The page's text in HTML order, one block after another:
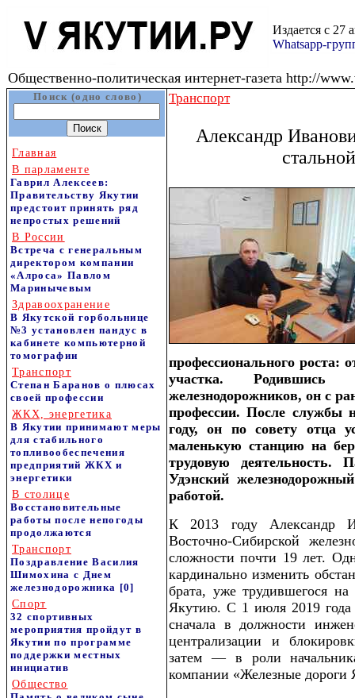
Издается с 27
Whatsapp-
Общественно-политическая интернет-газета http://
Поиск (одно слово)
Главная
В парламенте
Гаврил Алексеев:
Правительству Якутии
предстоит принять ряд
непростых решений
В России
Встреча с генеральным
директором компании
«Алроса» Павлом
Маринычевым
Здравоохранение
В Якутской горбольнице
№3 установлен пандус в
кабинете компьютерной
томографии
Транспорт
Степан Баранов о плюсах
своей профессии
ЖКХ, энергетика
В Якутии принимают меры
для стабильного
топливообеспечения
предприятий ЖКХ и
энергетики
В столице
Восстановительные
работы после непогоды
продолжаются
Транспорт
Поздравление Василия
Шимохина с Днем
железнодорожника [0]
Спорт
32 спортивных
мероприятия пройдут в
Якутии по программе
поддержки местных
инициатив
Общество
Транспорт
Александр
профессионального роста:
участка.
железнодорожников, он с
профессии. После службы
году, он по совету отца
маленькую станцию на
трудовую деятельность.
Удэнский
работой.
К 2013 году Александр
Восточно-Сибирской
сложности почти 19 лет.
кардинально изменить
брата, уже трудившегося на
Якутию. С 1 июля 2019 года
сначала в должности
централизации и
затем — в роли
компании «Железные дороги